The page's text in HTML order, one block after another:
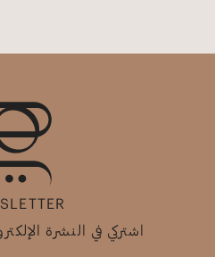
اشتركي في النشرة